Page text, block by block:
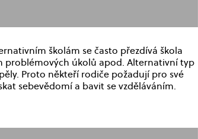
školám se často přezdívá škola
problémových úkolů apod. Alternativní typ
Proto někteří rodiče požadují pro své
sebevědomí a bavit se vzděláváním.